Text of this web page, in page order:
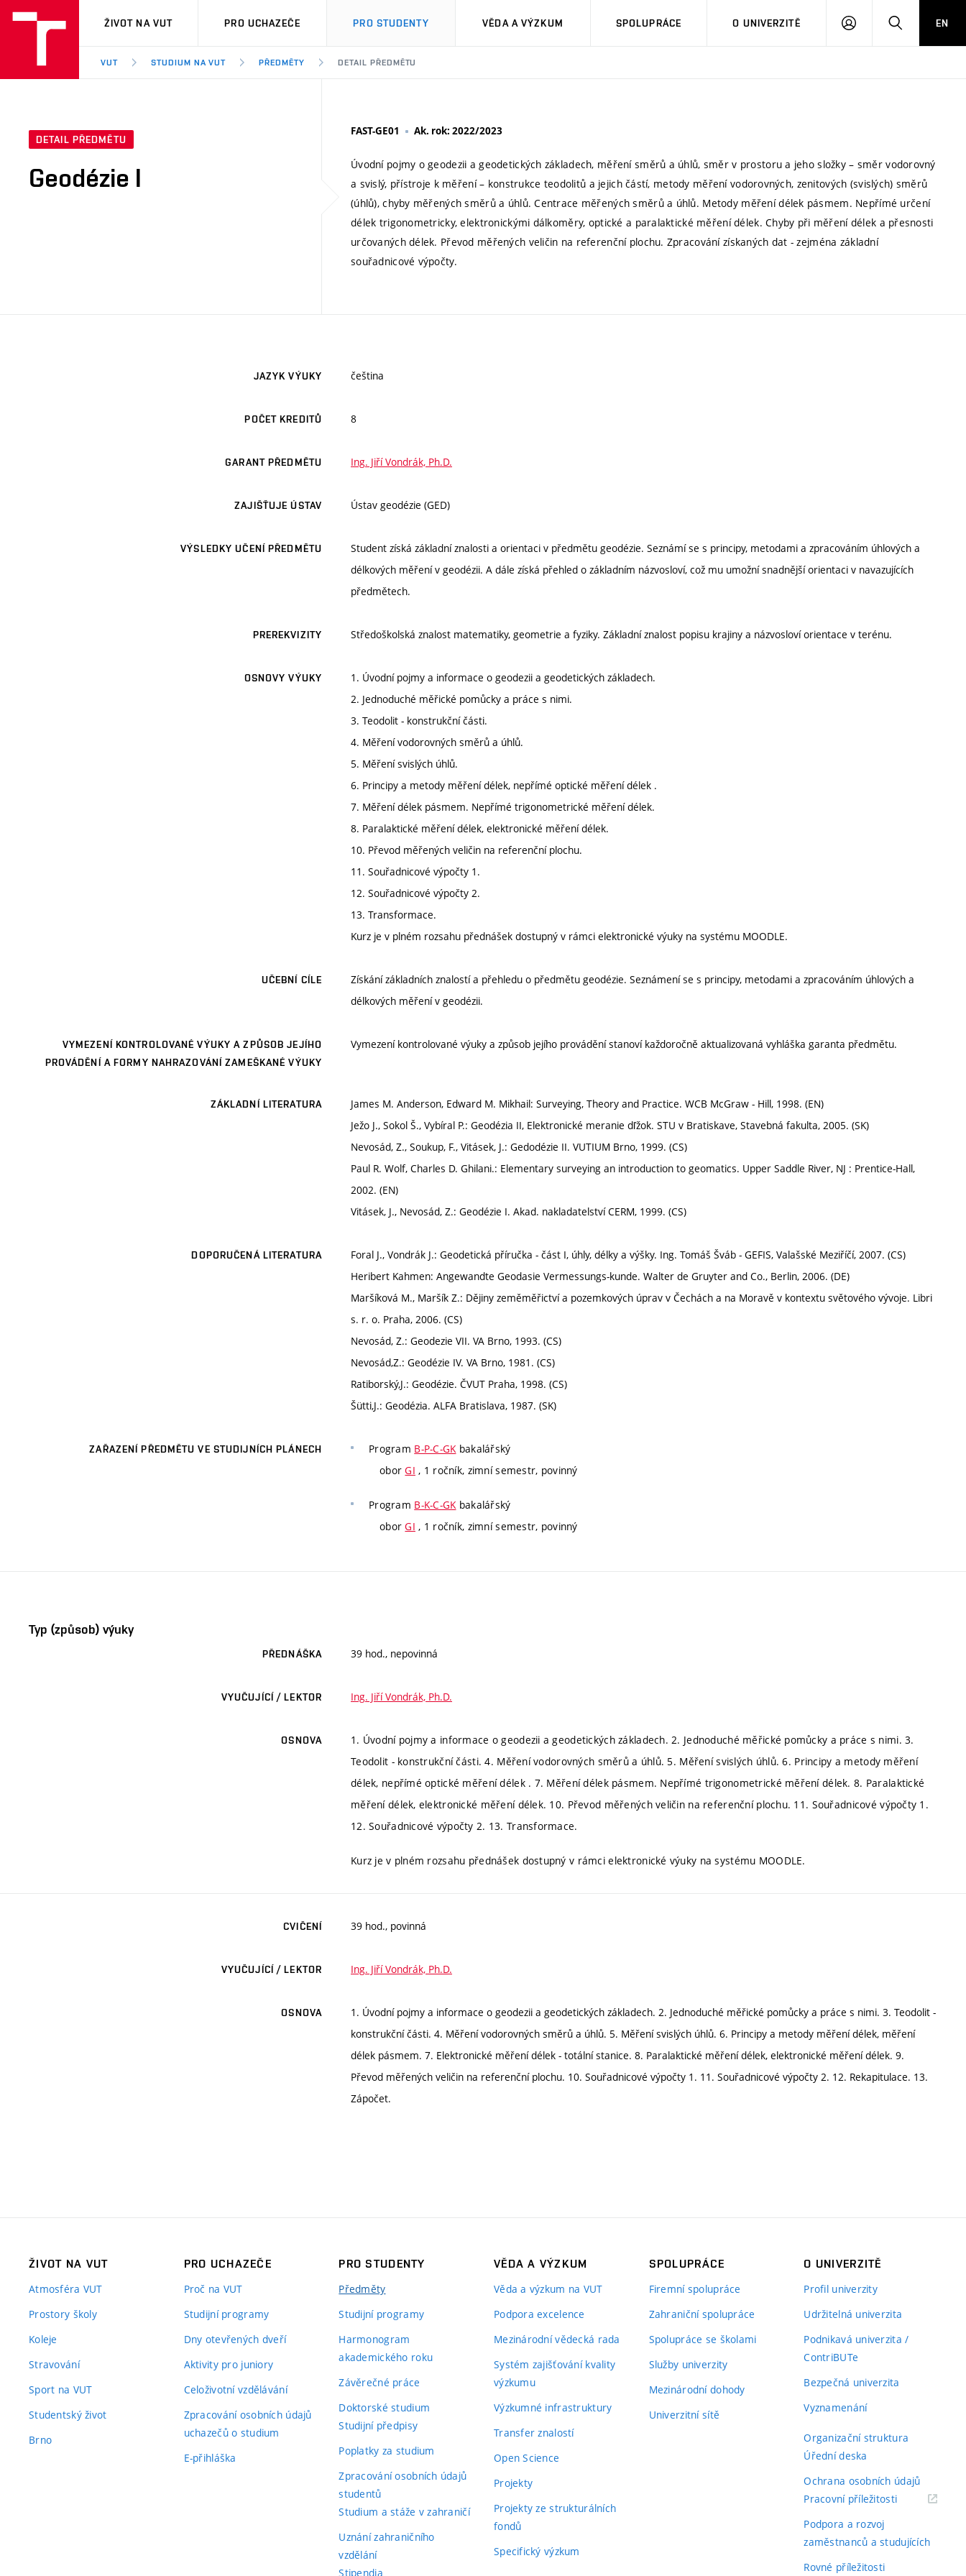
VUT
ŽIVOT NA VUT PRO UCHAZEČE PRO STUDENTY VĚDA A VÝZKUM SPOLUPRÁCE O UNIVERZITĚ
PŘIHLÁSIT HLEDATEN
VUT STUDIUM NA VUT PŘEDMĚTY DETAIL PŘEDMĚTU
DETAIL PŘEDMĚTU
Geodézie I
FAST-GE01 Ak. rok: 2022/2023
Úvodní pojmy o geodezii a geodetických základech, měření směrů a úhlů, směr v prostoru a jeho složky – směr vodorovný
a svislý, přístroje k měření – konstrukce teodolitů a jejich částí, metody měření vodorovných, zenitových (svislých) směrů
(úhlů), chyby měřených směrů a úhlů. Centrace měřených směrů a úhlů. Metody měření délek pásmem. Nepřímé určení
délek trigonometricky, elektronickými dálkoměry, optické a paralaktické měření délek. Chyby při měření délek a přesnosti
určovaných délek. Převod měřených veličin na referenční plochu. Zpracování získaných dat - zejména základní
souřadnicové výpočty.
JAZYK VÝUKY čeština
POČET KREDITŮ 8
GARANT PŘEDMĚTU Ing. Jiří Vondrák, Ph.D.
ZAJIŠŤUJE ÚSTAV Ústav geodézie (GED)
VÝSLEDKY UČENÍ PŘEDMĚTU
Student získá základní znalosti a orientaci v předmětu geodézie. Seznámí se s principy, metodami a zpracováním úhlových a
délkových měření v geodézii. A dále získá přehled o základním názvosloví, což mu umožní snadnější orientaci v navazujících
předmětech.
PREREKVIZITY Středoškolská znalost matematiky, geometrie a fyziky. Základní znalost popisu krajiny a názvosloví orientace v terénu.
OSNOVY VÝUKY
1. Úvodní pojmy a informace o geodezii a geodetických základech.
2. Jednoduché měřické pomůcky a práce s nimi.
3. Teodolit - konstrukční části.
4. Měření vodorovných směrů a úhlů.
5. Měření svislých úhlů.
6. Principy a metody měření délek, nepřímé optické měření délek .
7. Měření délek pásmem. Nepřímé trigonometrické měření délek.
8. Paralaktické měření délek, elektronické měření délek.
10. Převod měřených veličin na referenční plochu.
11. Souřadnicové výpočty 1.
12. Souřadnicové výpočty 2.
13. Transformace.
Kurz je v plném rozsahu přednášek dostupný v rámci elektronické výuky na systému MOODLE.
UČEBNÍ CÍLE
Získání základních znalostí a přehledu o předmětu geodézie. Seznámení se s principy, metodami a zpracováním úhlových a
délkových měření v geodézii.
VYMEZENÍ KONTROLOVANÉ VÝUKY A ZPŮSOB JEJÍHO
PROVÁDĚNÍ A FORMY NAHRAZOVÁNÍ ZAMEŠKANÉ VÝUKY
Vymezení kontrolované výuky a způsob jejího provádění stanoví každoročně aktualizovaná vyhláška garanta předmětu.
ZÁKLADNÍ LITERATURA
James M. Anderson, Edward M. Mikhail: Surveying, Theory and Practice. WCB McGraw - Hill, 1998. (EN)
Ježo J., Sokol Š., Vybíral P.: Geodézia II, Elektronické meranie dľžok. STU v Bratiskave, Stavebná fakulta, 2005. (SK)
Nevosád, Z., Soukup, F., Vitásek, J.: Gedodézie II. VUTIUM Brno, 1999. (CS)
Paul R. Wolf, Charles D. Ghilani.: Elementary surveying an introduction to geomatics. Upper Saddle River, NJ : Prentice-Hall,
2002. (EN)
Vitásek, J., Nevosád, Z.: Geodézie I. Akad. nakladatelství CERM, 1999. (CS)
DOPORUČENÁ LITERATURA
Foral J., Vondrák J.: Geodetická příručka - část I, úhly, délky a výšky. Ing. Tomáš Šváb - GEFIS, Valašské Meziříčí, 2007. (CS)
Heribert Kahmen: Angewandte Geodasie Vermessungs-kunde. Walter de Gruyter and Co., Berlin, 2006. (DE)
Maršíková M., Maršík Z.: Dějiny zeměměřictví a pozemkových úprav v Čechách a na Moravě v kontextu světového vývoje. Libri
s. r. o. Praha, 2006. (CS)
Nevosád, Z.: Geodezie VII. VA Brno, 1993. (CS)
Nevosád,Z.: Geodézie IV. VA Brno, 1981. (CS)
Ratiborský,J.: Geodézie. ČVUT Praha, 1998. (CS)
Šütti,J.: Geodézia. ALFA Bratislava, 1987. (SK)
ZAŘAZENÍ PŘEDMĚTU VE STUDIJNÍCH PLÁNECH Program B-P-C-GKbakalářský
oborGI , 1 ročník, zimní semestr, povinný
Program B-K-C-GK bakalářský
oborGI , 1 ročník, zimní semestr, povinný
Typ (způsob) výuky
PŘEDNÁŠKA 39 hod., nepovinná
VYUČUJÍCÍ / LEKTOR Ing. Jiří Vondrák, Ph.D.
OSNOVA
1. Úvodní pojmy a informace o geodezii a geodetických základech. 2. Jednoduché měřické pomůcky a práce s nimi. 3.
Teodolit - konstrukční části. 4. Měření vodorovných směrů a úhlů. 5. Měření svislých úhlů. 6. Principy a metody měření
délek, nepřímé optické měření délek . 7. Měření délek pásmem. Nepřímé trigonometrické měření délek. 8. Paralaktické
měření délek, elektronické měření délek. 10. Převod měřených veličin na referenční plochu. 11. Souřadnicové výpočty 1.
12. Souřadnicové výpočty 2. 13. Transformace.
Kurz je v plném rozsahu přednášek dostupný v rámci elektronické výuky na systému MOODLE.
CVIČENÍ 39 hod., povinná
VYUČUJÍCÍ / LEKTOR Ing. Jiří Vondrák, Ph.D.
OSNOVA
1. Úvodní pojmy a informace o geodezii a geodetických základech. 2. Jednoduché měřické pomůcky a práce s nimi. 3. Teodolit -
konstrukční části. 4. Měření vodorovných směrů a úhlů. 5. Měření svislých úhlů. 6. Principy a metody měření délek, měření
délek pásmem. 7. Elektronické měření délek - totální stanice. 8. Paralaktické měření délek, elektronické měření délek. 9.
Převod měřených veličin na referenční plochu. 10. Souřadnicové výpočty 1. 11. Souřadnicové výpočty 2. 12. Rekapitulace. 13.
Zápočet.
ŽIVOT NA VUT
Atmosféra VUT
Prostory školy
Koleje
Stravování
Sport na VUT
Studentský život
Brno
PRO UCHAZEČE
Proč na VUT
Studijní programy
Dny otevřených dveří
Aktivity pro juniory
Celoživotní vzdělávání
Zpracování osobních údajů
uchazečů o studium
E-přihláška
PRO STUDENTY
Předměty
Studijní programy
Harmonogram
akademického roku
Závěrečné práce
Doktorské studium
Studijní předpisy
Poplatky za studium
Zpracování osobních údajů
studentů
Studium a stáže v zahraničí
Uznání zahraničního
vzdělání
Stipendia
VĚDA A VÝZKUM
Věda a výzkum na VUT
Podpora excelence
Mezinárodní vědecká rada
Systém zajišťování kvality
výzkumu
Výzkumné infrastruktury
Transfer znalostí
Open Science
Projekty
Projekty ze strukturálních
fondů
Specifický výzkum
SPOLUPRÁCE
Firemní spolupráce
Zahraniční spolupráce
Spolupráce se školami
Služby univerzity
Mezinárodní dohody
Univerzitní sítě
O UNIVERZITĚ
Profil univerzity
Udržitelná univerzita
Podnikavá univerzita /
ContriBUTe
Bezpečná univerzita
Vyznamenání
Organizační struktura
Úřední deska
Ochrana osobních údajů
Pracovní příležitosti(externí
Podpora a rozvoj
zaměstnanců a studujících
Rovné příležitosti